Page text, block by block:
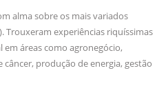
alma sobre os mais variados
Trouxeram experiências riquíssimas
em áreas como agronegócio,
produção de energia, gestão